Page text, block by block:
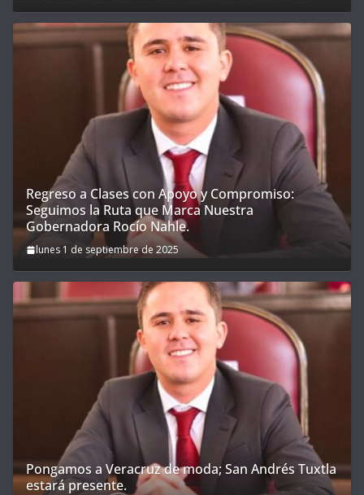
Regreso a Clases con Apoyo y Compromiso:
Seguimos la Ruta que Marca Nuestra
Gobernadora Rocío Nahle.
lunes 1 de septiembre de 2025
Pongamos a Veracruz de moda; San Andrés Tuxtla
estará presente.